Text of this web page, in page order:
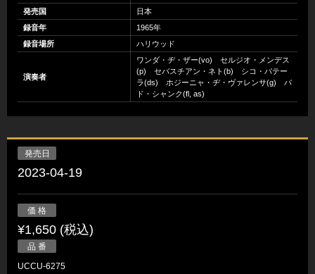
発売国
日本
録音年
1965年
録音場所
ハリウッド
演奏者
ワンダ・ヂ・ザー(vo) セルジオ・メンデス
(p) セバスチアン・ネト(b) シコ・パテー
ラ(ds) ホジーニャ・ヂ・ヴァレンサ(g) バ
ド・シャンク(fl, as)
発売日
2023-04-19
価 格
¥1,650 (税込)
品 番
UCCU-6275